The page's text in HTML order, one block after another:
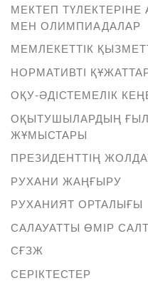
МЕКТЕП
МЕН ОЛИМПИАДАЛАР
МЕМЛЕКЕТТІК
НОРМАТИВТІ
ОҚУ-ӘДІСТЕМЕЛІК
ОҚЫТУШЫЛАРДЫҢ
ЖҰМЫСТАРЫ
ПРЕЗИДЕНТТІҢ
РУХАНИ ЖАҢҒЫРУ
РУХАНИЯТ ОРТАЛЫҒЫ
САЛАУАТТЫ ӨМІР
СҒЗЖ
СЕРІКТЕСТЕР